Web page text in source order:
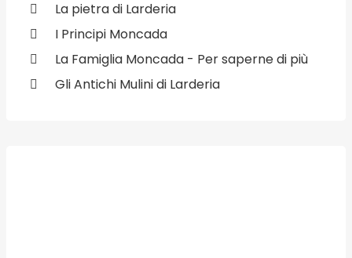
La pietra di Larderia
I Principi Moncada
La Famiglia Moncada - Per saperne di più
Gli Antichi Mulini di Larderia